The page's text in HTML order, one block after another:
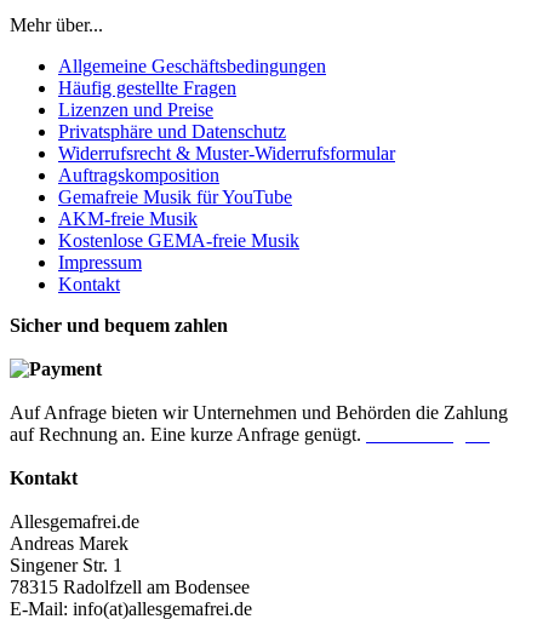
Mehr über...
Allgemeine Geschäftsbedingungen
Häufig gestellte Fragen
Lizenzen und Preise
Privatsphäre und Datenschutz
Widerrufsrecht & Muster-Widerrufsformular
Auftragskomposition
Gemafreie Musik für YouTube
AKM-freie Musik
Kostenlose GEMA-freie Musik
Impressum
Kontakt
Sicher und bequem zahlen
Auf Anfrage bieten wir Unternehmen und Behörden die Zahlung
auf Rechnung an. Eine kurze Anfrage genügt.
Kontakt
Allesgemafrei.de
Andreas Marek
Singener Str. 1
78315 Radolfzell am Bodensee
E-Mail: info(at)allesgemafrei.de